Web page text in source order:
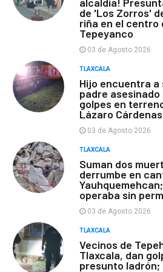
de 'Los Zorros'
riña en el centro
Tepeyanco
03 de Agosto 2026
TLAXCALA
Hijo encuentra a
padre asesinado
golpes en
Lázaro Cárdenas
03 de Agosto 2026
TLAXCALA
Suman dos
derrumbe en
Yauhquemehcan;
operaba sin
03 de Agosto 2026
TLAXCALA
Vecinos de
Tlaxcala, dan
presunto ladrón;